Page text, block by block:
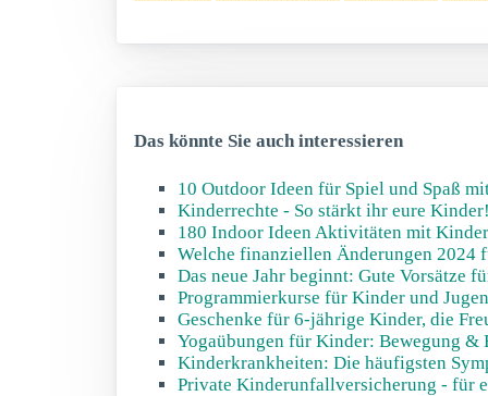
Das könnte Sie auch interessieren
10 Outdoor Ideen für Spiel und Spaß
Kinderrechte - So stärkt ihr eure
180 Indoor Ideen Aktivitäten mit
Welche finanziellen Änderungen 2024
Das neue Jahr beginnt: Gute Vorsätze
Programmierkurse für Kinder und
Geschenke für 6-jährige Kinder, die
Yogaübungen für Kinder: Bewegung &
Kinderkrankheiten: Die häufigsten
Private Kinderunfallversicherung - für